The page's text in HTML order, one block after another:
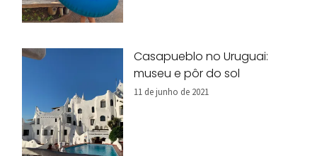
Casapueblo no Uruguai:
museu e pôr do sol
11 de junho de 2021